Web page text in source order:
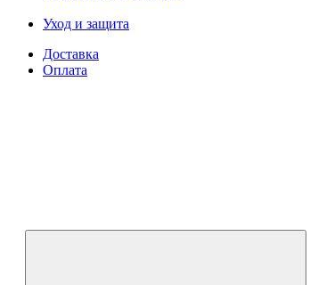
Уход и защита
Доставка
Оплата